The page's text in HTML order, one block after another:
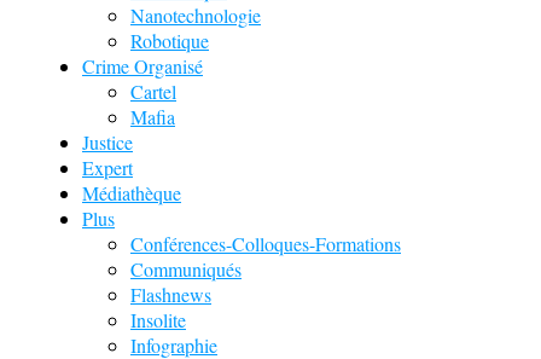
Nanotechnologie
Robotique
Crime Organisé
Cartel
Mafia
Justice
Expert
Médiathèque
Plus
Conférences-Colloques-Formations
Communiqués
Flashnews
Insolite
Infographie